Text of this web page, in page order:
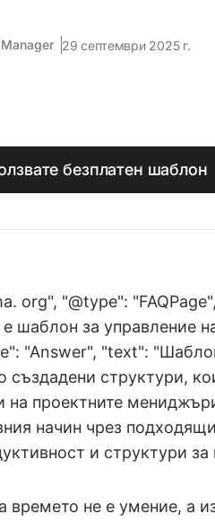
29 септември 2025 г.
безплатен шаблон
org", "@type":
шаблон за управление
"Answer", "text":
създадени структури,
на проектните
начин чрез
и структури
времето не е умение, а